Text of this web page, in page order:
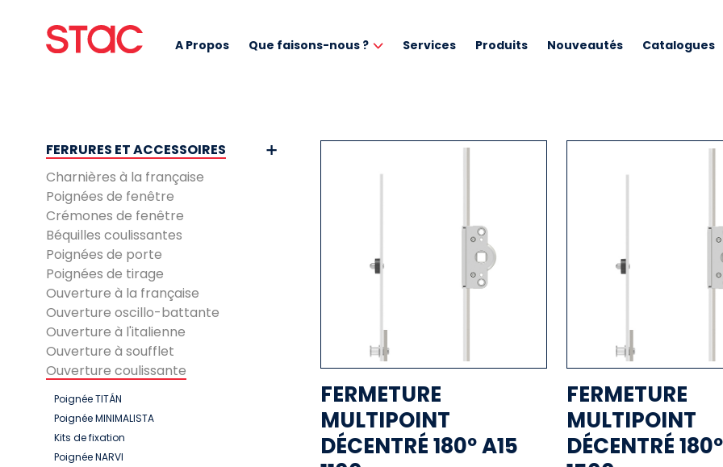
A Propos Que faisons-nous ? Services Produits Nouveautés Catalogues
FERRURES ET ACCESSOIRES
Charnières à la française
Poignées de fenêtre
Crémones de fenêtre
Béquilles coulissantes
Poignées de porte
Poignées de tirage
Ouverture à la française
Ouverture oscillo-battante
Ouverture à l'italienne
Ouverture à soufflet
Ouverture coulissante
Poignée TITÁN
Poignée MINIMALISTA
Kits de fixation
Poignée NARVI
FERMETURE
MULTIPOINT
DÉCENTRÉ 180º A15
FERMETURE
MULTIPOINT
DÉCENTRÉ